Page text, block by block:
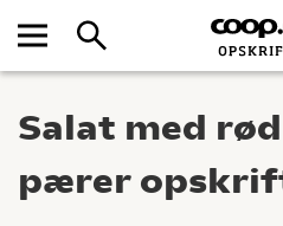
Salat med
pærer